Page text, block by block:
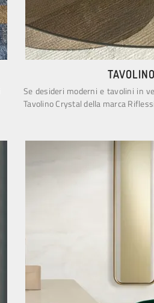
Se desideri moderni e tavolini in
Tavolino Crystal della marca